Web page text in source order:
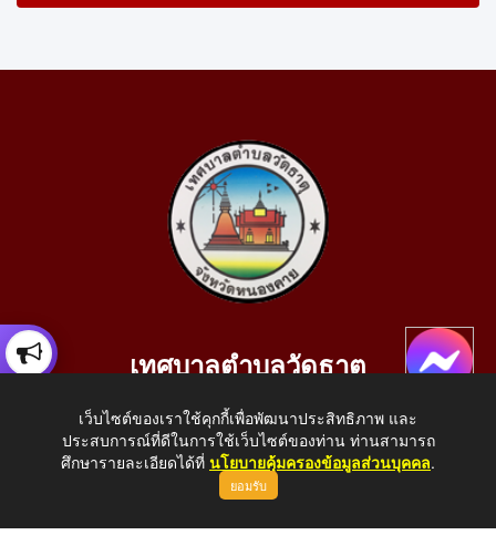
เทศบาลตำบลวัดธาตุ
อ.เมือง จ.หนองคาย 43000
โทรศัพท์: 042-414758 โทรสาร: 042-414759
E-Mail: saraban_05430110@dla.go.th
เว็บไซต์ของเราใช้คุกกี้เพื่อพัฒนาประสิทธิภาพ และ
ประสบการณ์ที่ดีในการใช้เว็บไซต์ของท่าน ท่านสามารถ
ศึกษารายละเอียดได้ที่ นโยบายคุ้มครองข้อมูลส่วนบุคคล.
ยอมรับ